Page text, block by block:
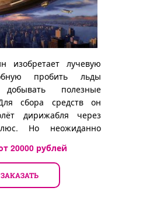
изобретает лучевую
пробить льды
полезные
сбора средств он
дирижабля через
Но неожиданно
20000рублей
ЗАКАЗАТЬ